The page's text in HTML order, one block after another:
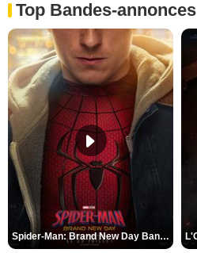
Top Bandes-annonces
Spider-Man: Brand New Day Bande-annonce VO STFR